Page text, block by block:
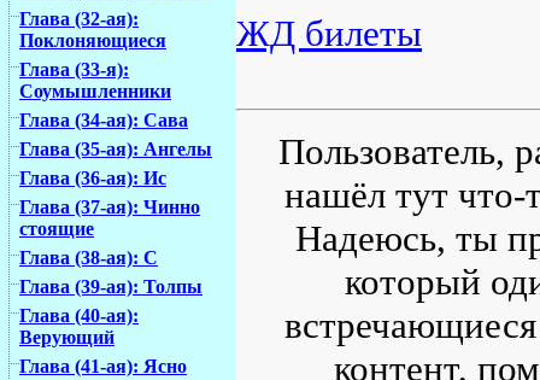
Глава (32-ая):
Поклоняющиеся
Глава (33-я):
Соумышленники
Глава (34-ая): Сава
Глава (35-ая): Ангелы
Глава (36-ая): Ис
Глава (37-ая): Чинно
стоящие
Глава (38-ая): С
Глава (39-ая): Толпы
Глава (40-ая):
Верующий
Глава (41-ая): Ясно
ЖД билеты
Пользователь,
нашёл тут что-
Надеюсь, ты
который
контент,